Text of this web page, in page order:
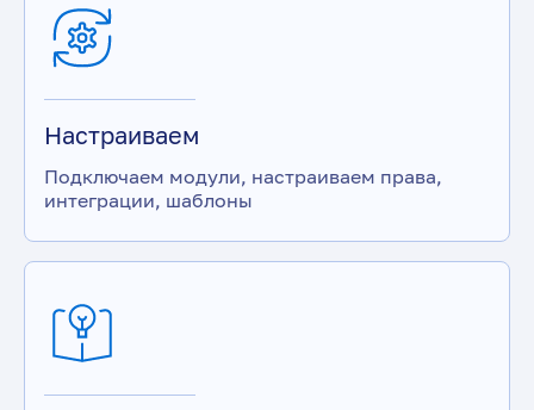
Настраиваем
Подключаем модули, настраиваем права,
интеграции, шаблоны